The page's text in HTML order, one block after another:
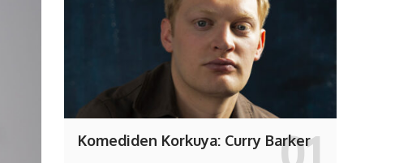
Komediden Korkuya: Curry Barker